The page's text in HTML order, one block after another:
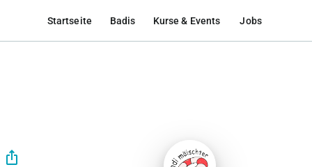
Startseite Badis Kurse & Events Jobs
ios_share